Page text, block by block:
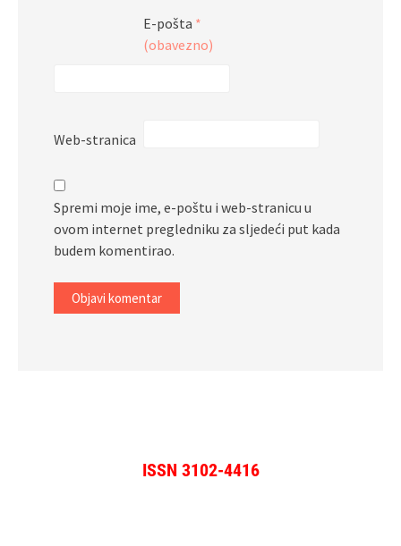
E-pošta *
(obavezno)
Web-stranica
Spremi moje ime, e-poštu i web-stranicu u
ovom internet pregledniku za sljedeći put kada
budem komentirao.
ISSN 3102-4416